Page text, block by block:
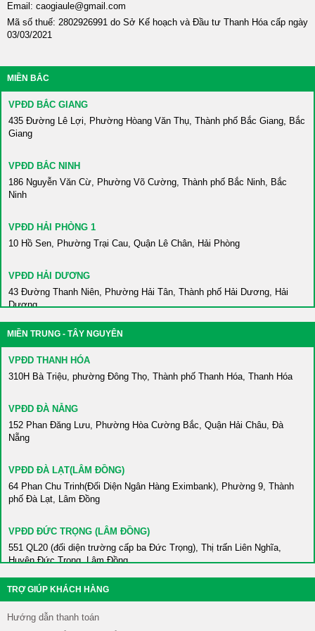
Email: caogiaule@gmail.com
Mã số thuế: 2802926991 do Sở Kế hoạch và Đầu tư Thanh Hóa cấp ngày
03/03/2021
MIỀN BẮC
VPĐD BẮC GIANG
435 Đường Lê Lợi, Phường Hòang Văn Thụ, Thành phố Bắc Giang, Bắc
Giang
VPĐD BẮC NINH
186 Nguyễn Văn Cừ, Phường Võ Cường, Thành phố Bắc Ninh, Bắc
Ninh
VPĐD HẢI PHÒNG 1
10 Hồ Sen, Phường Trại Cau, Quận Lê Chân, Hải Phòng
VPĐD HẢI DƯƠNG
43 Đường Thanh Niên, Phường Hải Tân, Thành phố Hải Dương, Hải
Dương
VPĐD HÀ NAM
86 Châu Cầu, Phường Minh Khai, Thành phố Phủ Lý, Hà Nam
Số 2 Võ Nguyên Giáp, Tổ 1, Phường Sông Cầu, Thành phố Bắc Kạn,
Bắc Kạn
420 An Dương Vương, Phường Thái Bình, Thành phố Hòa Bình, Hòa
Bình
Gần Trường ĐH Sư Phạm Kỹ Thuật Hưng Yên, Xã Dân Tiến, Huyện
Khoái Châu, Hưng Yên
447 Trường Chinh, Phường Thống Nhất, Thành phố Nam Định, Nam
MIỀN TRUNG - TÂY NGUYÊN
VPĐD THANH HÓA
310H Bà Triệu, phường Đông Thọ, Thành phố Thanh Hóa, Thanh Hóa
VPĐD ĐÀ NẴNG
152 Phan Đăng Lưu, Phường Hòa Cường Bắc, Quận Hải Châu, Đà
Nẵng
VPĐD ĐÀ LẠT(LÂM ĐỒNG)
64 Phan Chu Trinh(Đối Diện Ngân Hàng Eximbank), Phường 9, Thành
phố Đà Lạt, Lâm Đồng
VPĐD ĐỨC TRỌNG (LÂM ĐỒNG)
551 QL20 (đối diện trường cấp ba Đức Trọng), Thị trấn Liên Nghĩa,
Huyện Đức Trọng, Lâm Đồng
VPĐD ĐĂK LĂK
Lắk
TRỢ GIÚP KHÁCH HÀNG
Hướng dẫn thanh toán